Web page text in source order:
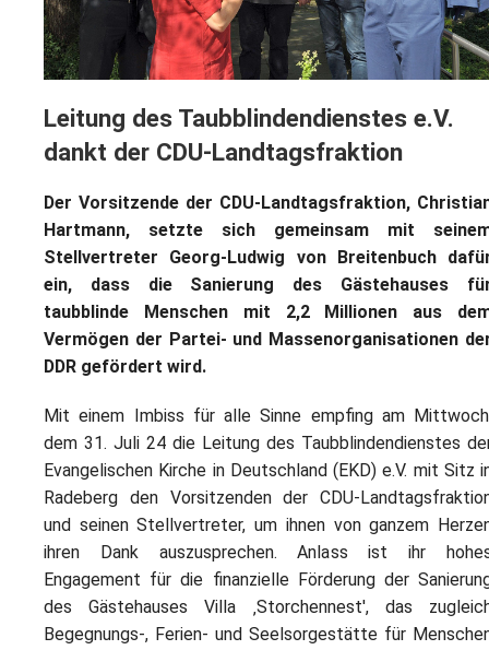
Leitung des Taubblindendienstes e.V.
dankt der CDU-Landtagsfraktion
Der Vorsitzende der CDU-Landtagsfraktion,
Hartmann, setzte sich gemeinsam mit
Stellvertreter Georg-Ludwig von Breitenbuch
ein, dass die Sanierung des Gästehauses
taubblinde Menschen mit 2,2 Millionen aus
Vermögen der Partei- und Massenorganisationen
DDR gefördert wird.
Mit einem Imbiss für alle Sinne empfing am
dem 31. Juli 24 die Leitung des Taubblindendienstes
Evangelischen Kirche in Deutschland (EKD) e.V. mit Sitz
Radeberg den Vorsitzenden der CDU-
und seinen Stellvertreter, um ihnen von ganzem
ihren Dank auszusprechen. Anlass ist ihr
Engagement für die finanzielle Förderung der
des Gästehauses Villa ‚Storchennest', das
Begegnungs-, Ferien- und Seelsorgestätte für